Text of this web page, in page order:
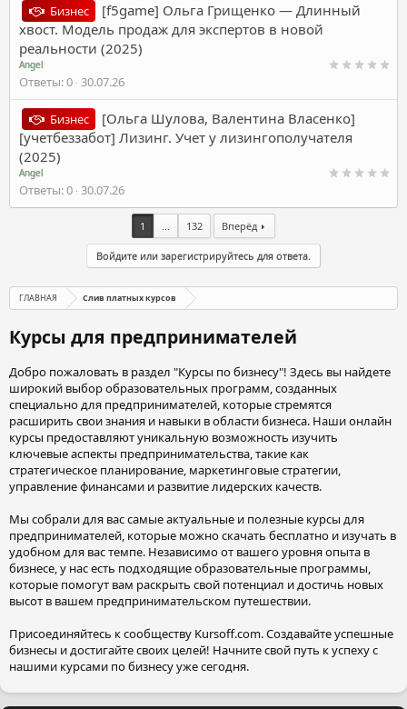
Бизнес
[f5game] Ольга Грищенко ― Длинный
хвост. Модель продаж для экспертов в новой
реальности (2025)
Angel
Ответы 0 30.07.26
Бизнес
[Ольга Шулова, Валентина Власенко]
[учетбеззабот] Лизинг. Учет у лизингополучателя
(2025)
Angel
Ответы 0 30.07.26
1 ... 132 Вперёд
Войдите или зарегистрируйтесь для ответа.
ГЛАВНАЯ Слив платных курсов
Курсы для предпринимателей
Добро пожаловать в раздел "Курсы по бизнесу"! Здесь вы найдете
широкий выбор образовательных программ, созданных
специально для предпринимателей, которые стремятся
расширить свои знания и навыки в области бизнеса. Наши онлайн
курсы предоставляют уникальную возможность изучить
ключевые аспекты предпринимательства, такие как
стратегическое планирование, маркетинговые стратегии,
управление финансами и развитие лидерских качеств.
Мы собрали для вас самые актуальные и полезные курсы для
предпринимателей, которые можно скачать бесплатно и изучать в
удобном для вас темпе. Независимо от вашего уровня опыта в
бизнесе, у нас есть подходящие образовательные программы,
которые помогут вам раскрыть свой потенциал и достичь новых
высот в вашем предпринимательском путешествии.
Присоединяйтесь к сообществу Kursoff.com. Создавайте успешные
бизнесы и достигайте своих целей! Начните свой путь к успеху с
нашими курсами по бизнесу уже сегодня.